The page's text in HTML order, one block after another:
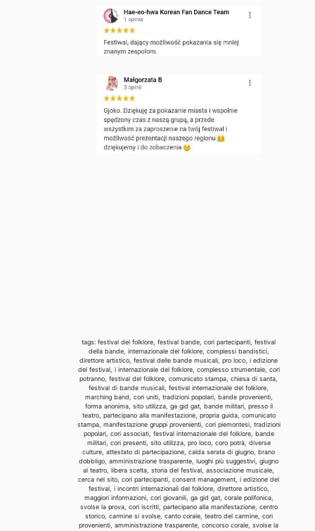
tags: festival del folklore, festival bande, cori partecipanti, festival
della bande, internazionale del folklore, complessi bandistici,
direttore artistico, festival delle bande musicali, pro loco, i edizione
del festival, i internazionale del folklore, complesso strumentale, cori
potranno, festival del folklore, comunicato stampa, chiesa di santa,
festival di bande musicali, festival internazionale del folklore,
marching band, cori uniti, tradizioni popolari, bande provenienti,
forma anonima, sito utilizza, ga gid gat, bande militari, presso il
teatro, partecipano alla manifestazione, propria guida, comunicato
stampa, manifestazione gruppi provenienti, cori piemontesi, tradizioni
popolari, cori associati, festival internazionale del folklore, bande
militari, cori presenti, sito utilizza, pro loco, coro potrà, diverse
culture, attestato di partecipazione, calda serata di giugno, brano
dobbligo, amministrazione trasparente, luoghi più suggestivi, giugno
al teatro, libera scelta, storia del festival, associazione musicale,
cerca nel sito, cori partecipanti, consent management, i edizione del
festival, i incontri internazionali del folklore, direttore artistico,
maggiori informazioni, cori giovanili, ga gid gat, corale polifonica,
svolse la prova, cori iscritti, partecipano alla manifestazione, centro
storico, carmine si svolse, canto corale, teatro del carmine, cori
provenienti, amministrazione trasparente, concorso corale, svolse la